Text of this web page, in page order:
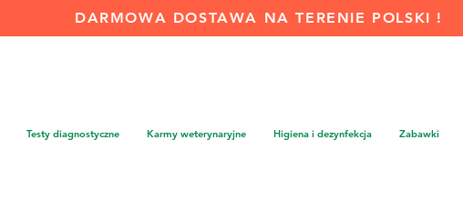
DARMOWA DOSTAWA NA TERENIE POLSKI !
Testy diagnostyczne Karmy weterynaryjne Higiena i dezynfekcja Zabawki